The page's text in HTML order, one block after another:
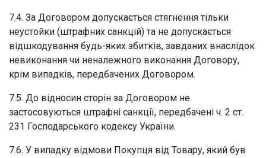
7.4. За Договором допускається стягнення тільки
неустойки (штрафних санкцій) та не допускається
відшкодування будь-яких збитків, завданих внаслідок
невиконання чи неналежного виконання Договору,
крім випадків, передбачених Договором.
7.5. До відносин сторін за Договором не
застосовуються штрафні санкції, передбачені ч. 2 ст.
231 Господарського кодексу України.
7.6. У випадку відмови Покупця від Товару, який був